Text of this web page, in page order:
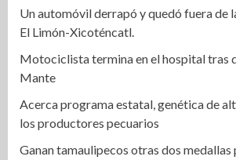
Un automóvil derrapó y quedó fuera de
El Limón-Xicoténcatl.
Motociclista termina en el hospital tras
Mante
Acerca programa estatal, genética de
los productores pecuarios
Ganan tamaulipecos otras dos